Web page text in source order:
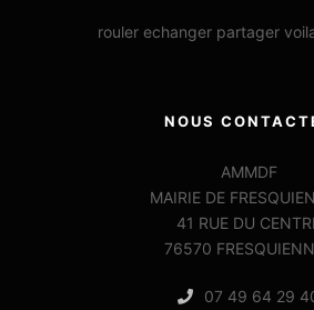
rouler echanger partager
NOUS
AMMDF
MAIRIE DE
41 RUE DU
76570
07 49 64 29